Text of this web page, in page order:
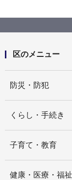
ISOGO
横浜マ
区のメニュー
防災・防犯
くらし・手続き
子育て・教育
健康・医療・福祉